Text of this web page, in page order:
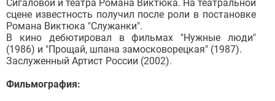
Сигаловой и театра Романа Виктюка. На театральной
сцене известность получил после роли в постановке
Романа Виктюка "Служанки".
В кино дебютировал в фильмах "Нужные люди"
(1986) и "Прощай, шпана замосковорецкая" (1987).
Заслуженный Артист России (2002).
Фильмография: